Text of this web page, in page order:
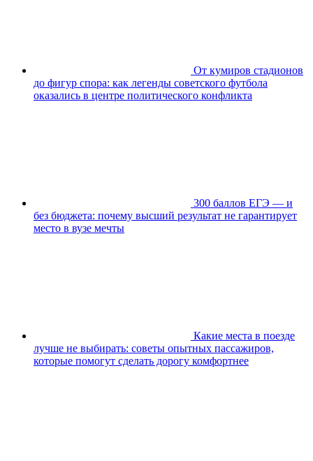
От кумиров стадионов
до фигур спора: как легенды советского футбола
оказались в центре политического конфликта
300 баллов ЕГЭ — и
без бюджета: почему высший результат не гарантирует
место в вузе мечты
Какие места в поезде
лучше не выбирать: советы опытных пассажиров,
которые помогут сделать дорогу комфортнее